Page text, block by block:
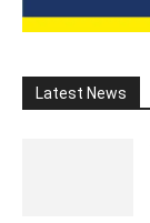
Latest News